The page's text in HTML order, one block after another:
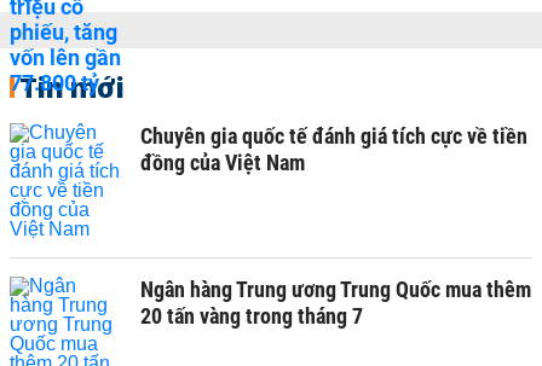
Tin mới
Chuyên gia quốc tế đánh giá tích cực về tiền
đồng của Việt Nam
Ngân hàng Trung ương Trung Quốc mua thêm
20 tấn vàng trong tháng 7